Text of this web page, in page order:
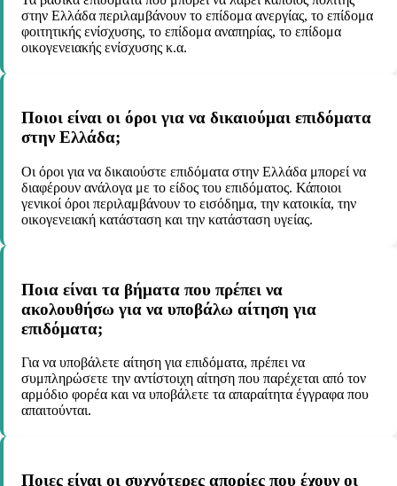
στην Ελλάδα περιλαμβάνουν το επίδομα ανεργίας, το επίδομα
φοιτητικής ενίσχυσης, το επίδομα αναπηρίας, το επίδομα
οικογενειακής ενίσχυσης κ.α.
Ποιοι είναι οι όροι για να δικαιούμαι επιδόματα
στην Ελλάδα;
Οι όροι για να δικαιούστε επιδόματα στην Ελλάδα μπορεί να
διαφέρουν ανάλογα με το είδος του επιδόματος. Κάποιοι
γενικοί όροι περιλαμβάνουν το εισόδημα, την κατοικία, την
οικογενειακή κατάσταση και την κατάσταση υγείας.
Ποια είναι τα βήματα που πρέπει να
ακολουθήσω για να υποβάλω αίτηση για
επιδόματα;
Για να υποβάλετε αίτηση για επιδόματα, πρέπει να
συμπληρώσετε την αντίστοιχη αίτηση που παρέχεται από τον
αρμόδιο φορέα και να υποβάλετε τα απαραίτητα έγγραφα που
απαιτούνται.
Ποιες είναι οι συχνότερες απορίες που έχουν οι